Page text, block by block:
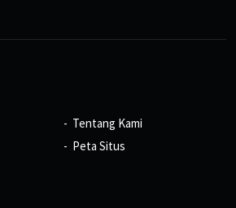
Tentang Kami
Peta Situs